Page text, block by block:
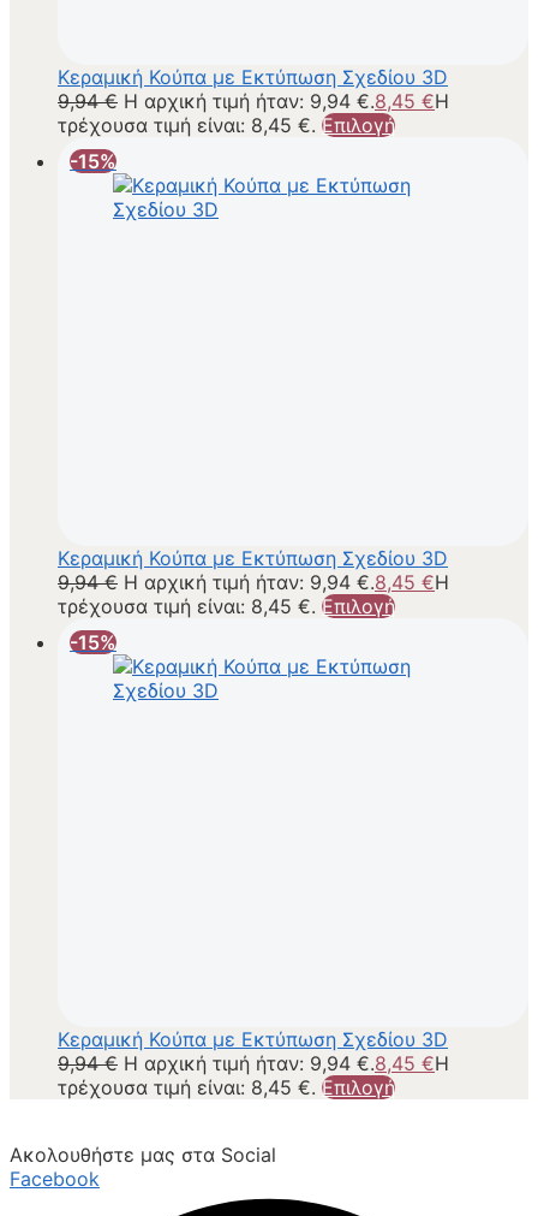
Κεραμική Κούπα με Εκτύπωση Σχεδίου 3D
9,94€ Η αρχική τιμή ήταν: 9,94 €.8,45 €Η
τρέχουσα τιμή είναι: 8,45 €. Επιλογή
-15%
Κεραμική Κούπα με Εκτύπωση Σχεδίου 3D
9,94€ Η αρχική τιμή ήταν: 9,94 €.8,45 €Η
τρέχουσα τιμή είναι: 8,45 €. Επιλογή
-15%
Κεραμική Κούπα με Εκτύπωση Σχεδίου 3D
9,94€ Η αρχική τιμή ήταν: 9,94 €.8,45 €Η
τρέχουσα τιμή είναι: 8,45 €. Επιλογή
Ακολουθήστε μας στα Social
Facebook